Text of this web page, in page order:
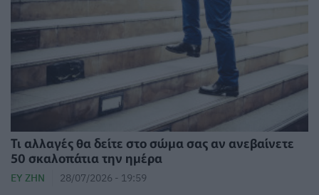
Τι αλλαγές θα δείτε στο σώμα σας αν ανεβαίνετε
50 σκαλοπάτια την ημέρα
ΕΥ ΖΗΝ 28/07/2026 - 19:59